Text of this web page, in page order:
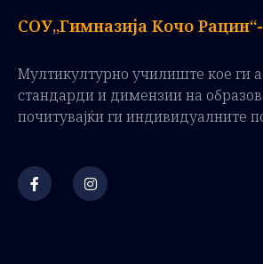
СОУ„Гимназија Кочо
Мултикултурно училиште кое ги
стандарди и димензии на
почитувајќи ги индивидуалните